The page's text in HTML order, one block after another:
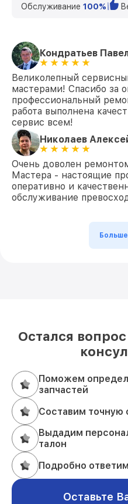
Обслуживание 100%
Кондратьев
Великолепный
мастерами! Спасибо за
профессиональный
работа выполнена
сервис всем!
Николаев
Очень доволен
Мастера - настоящие
оперативно и
обслуживание
Остался
Поможем
запчастей
Составим точную
Выдадим
талон
Подробно
Оставьте